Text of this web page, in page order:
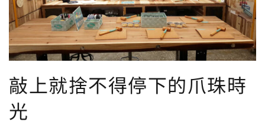
敲上就捨不得停下的爪珠時
光